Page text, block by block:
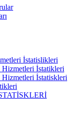
İstatislikleri
Hizmetleri İstatikleri
Hizmetleri İstatiskleri